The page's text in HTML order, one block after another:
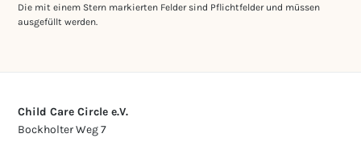
Die mit einem Stern markierten Felder sind Pflichtfelder und müssen
ausgefüllt werden.
Child Care Circle e.V.
Bockholter Weg 7